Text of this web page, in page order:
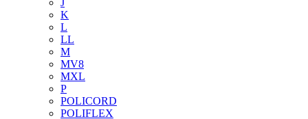
J
K
L
LL
M
MV8
MXL
P
POLICORD
POLIFLEX